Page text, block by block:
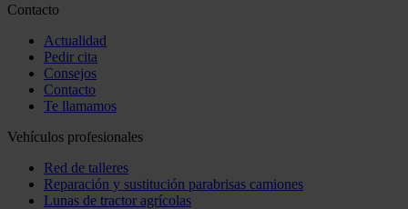
Contacto
Actualidad
Pedir cita
Consejos
Contacto
Te llamamos
Vehículos profesionales
Red de talleres
Reparación y sustitución parabrisas camiones
Lunas de tractor agrícolas